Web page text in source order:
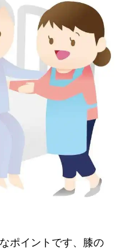
ポイントです、膝の